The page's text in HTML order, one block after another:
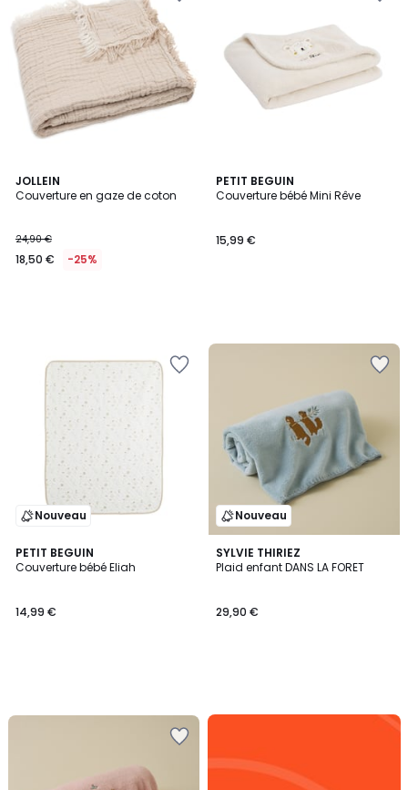
JOLLEIN
Couverture en gaze de coton
24,90 €
18,50 € -25%
PETIT BEGUIN
Couverture bébé Mini Rêve
15,99 €
Nouveau
PETIT BEGUIN
Couverture bébé Eliah
14,99 €
Nouveau
SYLVIE THIRIEZ
Plaid enfant DANS LA FORET
29,90 €
Alma
sans